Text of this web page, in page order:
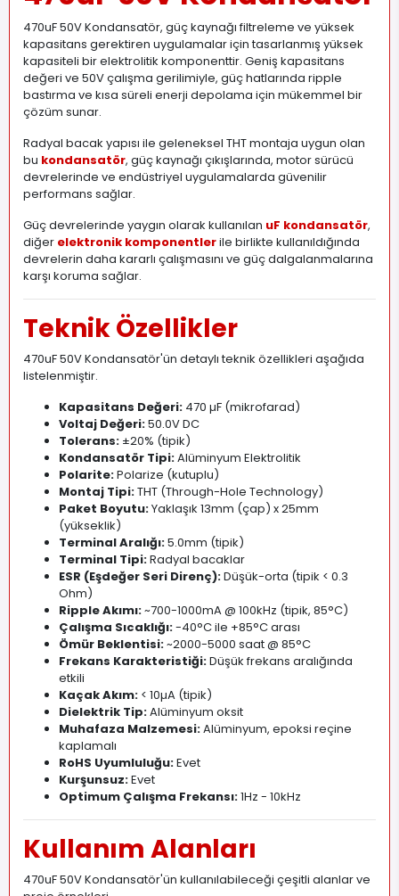
470uF 50V Kondansatör, güç kaynağı filtreleme ve yüksek
kapasitans gerektiren uygulamalar için tasarlanmış yüksek
kapasiteli bir elektrolitik komponenttir. Geniş kapasitans
değeri ve 50V çalışma gerilimiyle, güç hatlarında ripple
bastırma ve kısa süreli enerji depolama için mükemmel bir
çözüm sunar.
Radyal bacak yapısı ile geleneksel THT montaja uygun olan
bu kondansatör, güç kaynağı çıkışlarında, motor sürücü
devrelerinde ve endüstriyel uygulamalarda güvenilir
performans sağlar.
Güç devrelerinde yaygın olarak kullanılan uF kondansatör,
diğer elektronik komponentlerile birlikte kullanıldığında
devrelerin daha kararlı çalışmasını ve güç dalgalanmalarına
karşı koruma sağlar.
Teknik Özellikler
470uF 50V Kondansatör'ün detaylı teknik özellikleri aşağıda
listelenmiştir.
Kapasitans Değeri: 470 µF (mikrofarad)
Voltaj Değeri:50.0V DC
Tolerans: ±20% (tipik)
Kondansatör Tipi:Alüminyum Elektrolitik
Polarite:Polarize (kutuplu)
Montaj Tipi:THT (Through-Hole Technology)
Paket Boyutu:Yaklaşık 13mm (çap) x 25mm
(yükseklik)
Terminal Aralığı:5.0mm (tipik)
Terminal Tipi:Radyal bacaklar
ESR (Eşdeğer Seri Direnç):Düşük-orta (tipik < 0.3
Ohm)
Ripple Akımı:~700-1000mA @ 100kHz (tipik, 85°C)
Çalışma Sıcaklığı:-40°C ile +85°C arası
Ömür Beklentisi:~2000-5000 saat @ 85°C
Frekans Karakteristiği:Düşük frekans aralığında
etkili
Kaçak Akım: < 10µA (tipik)
Dielektrik Tip:Alüminyum oksit
Muhafaza Malzemesi:Alüminyum, epoksi reçine
kaplamalı
RoHS Uyumluluğu:Evet
Kurşunsuz:Evet
Optimum Çalışma Frekansı:1Hz - 10kHz
Kullanım Alanları
470uF 50V Kondansatör'ün kullanılabileceği çeşitli alanlar ve